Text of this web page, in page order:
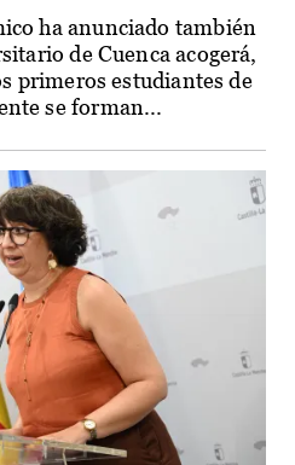
ha anunciado también
de Cuenca acogerá,
primeros estudiantes de
se forman...